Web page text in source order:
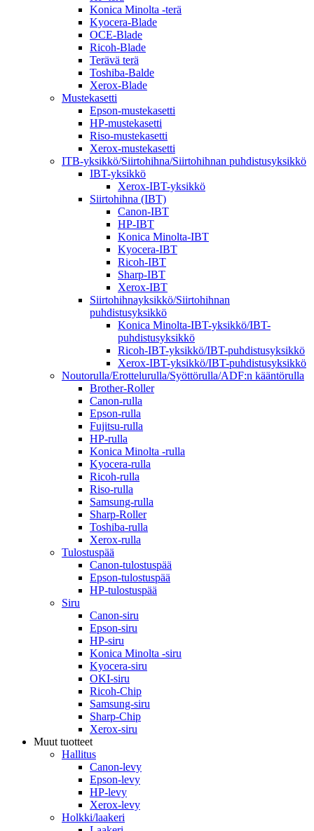
Konica Minolta -terä
Kyocera-Blade
OCE-Blade
Ricoh-Blade
Terävä terä
Toshiba-Balde
Xerox-Blade
Mustekasetti
Epson-mustekasetti
HP-mustekasetti
Riso-mustekasetti
Xerox-mustekasetti
ITB-yksikkö/Siirtohihna/Siirtohihnan puhdistusyksikkö
IBT-yksikkö
Xerox-IBT-yksikkö
Siirtohihna (IBT)
Canon-IBT
HP-IBT
Konica Minolta-IBT
Kyocera-IBT
Ricoh-IBT
Sharp-IBT
Xerox-IBT
Siirtohihnayksikkö/Siirtohihnan
puhdistusyksikkö
Konica Minolta-IBT-yksikkö/IBT-
puhdistusyksikkö
Ricoh-IBT-yksikkö/IBT-puhdistusyksikkö
Xerox-IBT-yksikkö/IBT-puhdistusyksikkö
Noutorulla/Erottelurulla/Syöttörulla/ADF:n kääntörulla
Brother-Roller
Canon-rulla
Epson-rulla
Fujitsu-rulla
HP-rulla
Konica Minolta -rulla
Kyocera-rulla
Ricoh-rulla
Riso-rulla
Samsung-rulla
Sharp-Roller
Toshiba-rulla
Xerox-rulla
Tulostuspää
Canon-tulostuspää
Epson-tulostuspää
HP-tulostuspää
Siru
Canon-siru
Epson-siru
HP-siru
Konica Minolta -siru
Kyocera-siru
OKI-siru
Ricoh-Chip
Samsung-siru
Sharp-Chip
Xerox-siru
Muut tuotteet
Hallitus
Canon-levy
Epson-levy
HP-levy
Xerox-levy
Holkki/laakeri